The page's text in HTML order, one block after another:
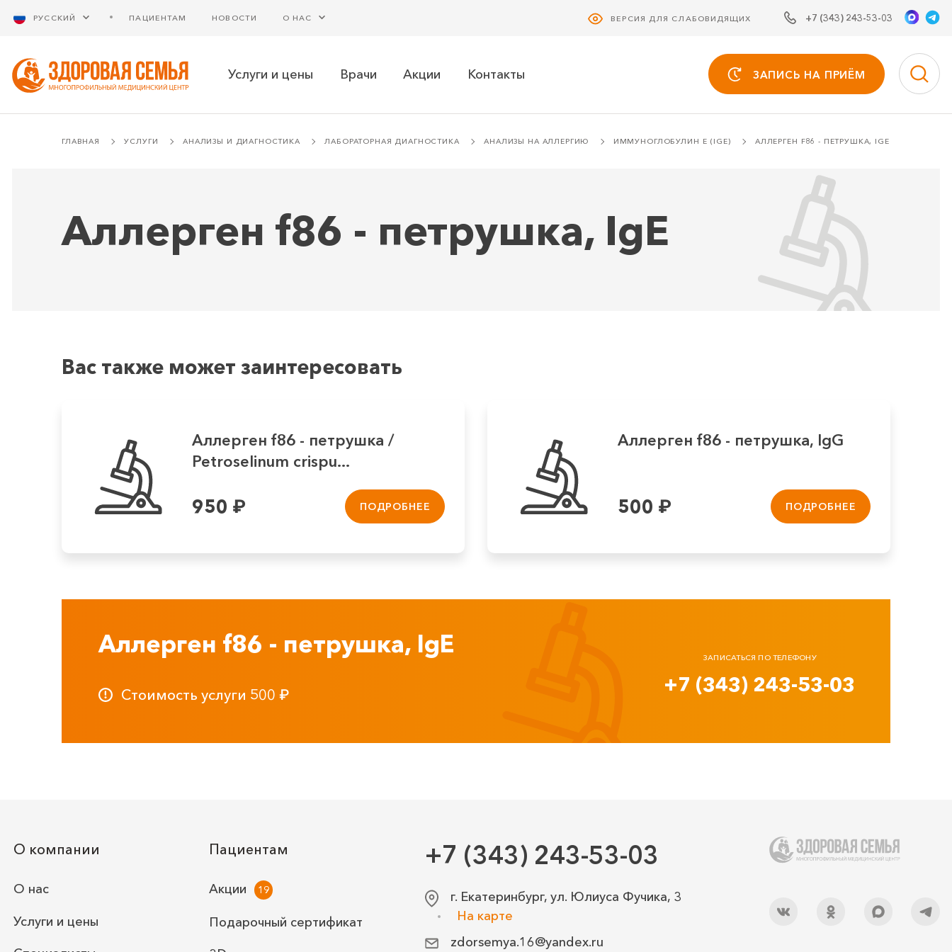
РУССКИЙ ПАЦИЕНТАМ НОВОСТИ О НАС ВЕРСИЯ ДЛЯ СЛАБОВИДЯЩИХ +7 (343) 243-53-03
Услуги и цены Врачи Акции Контакты ЗАПИСЬ НА ПРИЁМ
ГЛАВНАЯ УСЛУГИ АНАЛИЗЫ И ДИАГНОСТИКА ЛАБОРАТОРНАЯ ДИАГНОСТИКА АНАЛИЗЫ НА АЛЛЕРГИЮ ИММУНОГЛОБУЛИН Е (IGE) АЛЛЕРГЕН F86 - ПЕТРУШКА, IGE
Аллерген f86 - петрушка, IgE
Вас также может заинтересовать
Аллерген f86 - петрушка /
Petroselinum crispu...
950 ₽ ПОДРОБНЕЕ
Аллерген f86 - петрушка, IgG
500 ₽ ПОДРОБНЕЕ
Аллерген f86 - петрушка, IgE
Стоимость услуги 500 ₽
ЗАПИСАТЬСЯ ПО ТЕЛЕФОНУ
+7 (343) 243-53-03
+7 (343) 243-53-03
г. Екатеринбург, ул. Юлиуса Фучика, 3
На карте
zdorsemya.16@yandex.ru
О компании
О нас
Услуги и цены
Пациентам
Акции
Подарочный сертификат